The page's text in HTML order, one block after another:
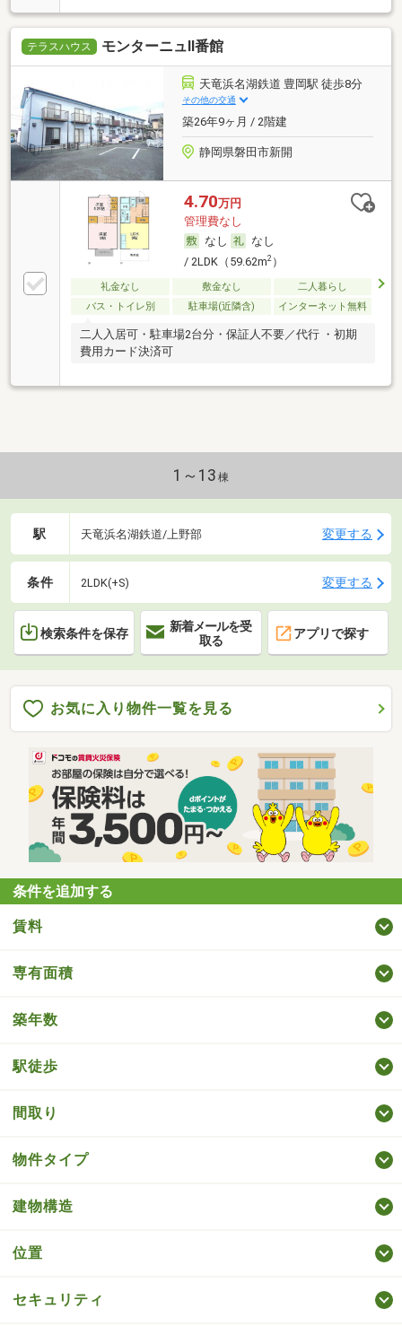
テラスハウス モンターニュⅡ番館
天竜浜名湖鉄道 豊岡駅 徒歩8分
その他の交通
築26年9ヶ月 / 2階建
静岡県磐田市新開
4.70万円
管理費なし
なし
なし
/ 2LDK（59.62m2）
礼金なし 敷金なし
二人暮らし
バス・トイレ別
駐車場(近隣含) インターネット無料
二人入居可・駐車場2台分・保証人不要／代行 ・初期
費用カード決済可
1～13 棟
駅 天竜浜名湖鉄道/上野部 変更する
条件 2LDK(+S) 変更する
検索条件を保存
新着メールを受
取る
アプリで探す
お気に入り物件一覧を見る
条件を追加する
賃料
専有面積
築年数
駅徒歩
間取り
物件タイプ
建物構造
位置
セキュリティ